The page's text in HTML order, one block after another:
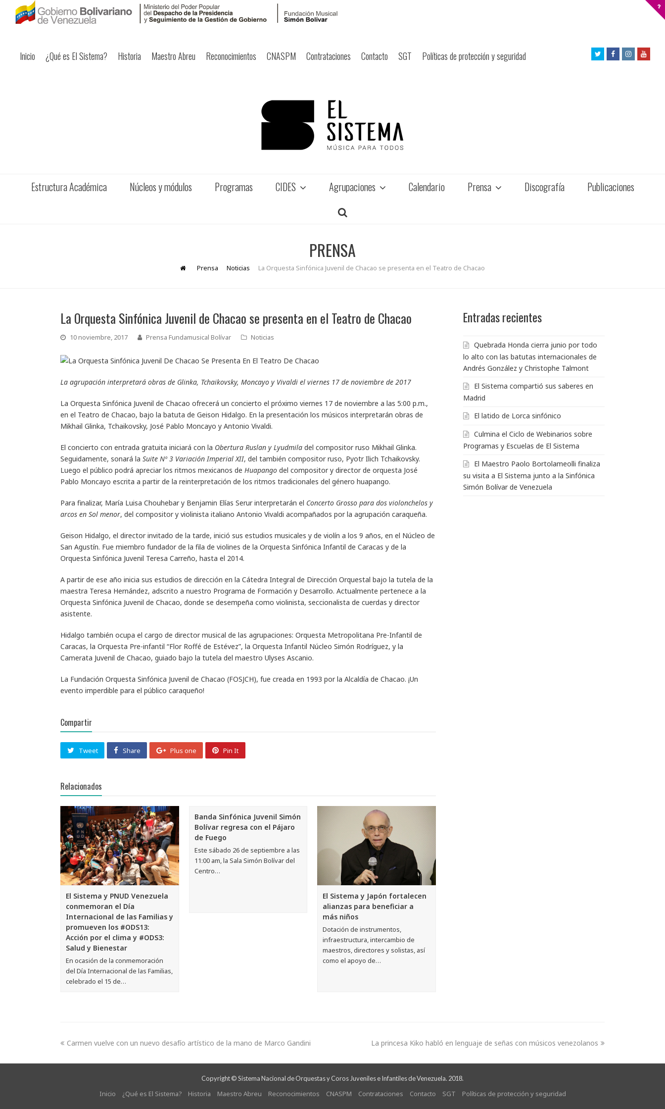
Inicio ¿Qué es El Sistema? Historia Maestro Abreu Reconocimientos CNASPM Contrataciones Contacto SGT Políticas de protección y seguridad
TwitterFacebookInstagram
Estructura Académica Núcleos y módulos Programas CIDES Agrupaciones Calendario Prensa Discografía Publicaciones
PRENSA
Prensa Noticias La Orquesta Sinfónica Juvenil de Chacao se presenta en el Teatro de Chacao
La Orquesta Sinfónica Juvenil de Chacao se presenta en el Teatro de Chacao
10 noviembre, 2017 Prensa Fundamusical Bolívar Noticias
La agrupación interpretará obras de Glinka, Tchaikovsky, Moncayo y Vivaldi el viernes 17 de noviembre de 2017
La Orquesta Sinfónica Juvenil de Chacao ofrecerá un concierto el próximo viernes 17 de noviembre a las 5:00 p.m.,
en el Teatro de Chacao, bajo la batuta de Geison Hidalgo. En la presentación los músicos interpretarán obras de
Mikhail Glinka, Tchaikovsky, José Pablo Moncayo y Antonio Vivaldi.
El concierto con entrada gratuita iniciará con la Obertura Ruslan y Lyudmila del compositor ruso Mikhail Glinka.
Seguidamente, sonará la Suite Nº 3 Variación Imperial XII, del también compositor ruso, Pyotr Ilich Tchaikovsky.
Luego el público podrá apreciar los ritmos mexicanos de Huapango del compositor y director de orquesta José
Pablo Moncayo escrita a partir de la reinterpretación de los ritmos tradicionales del género huapango.
Para finalizar, María Luisa Chouhebar y Benjamin Elías Serur interpretarán el Concerto Grosso para dos violonchelos y
arcos en Sol menor, del compositor y violinista italiano Antonio Vivaldi acompañados por la agrupación caraqueña.
Geison Hidalgo, el director invitado de la tarde, inició sus estudios musicales y de violín a los 9 años, en el Núcleo de
San Agustín. Fue miembro fundador de la fila de violines de la Orquesta Sinfónica Infantil de Caracas y de la
Orquesta Sinfónica Juvenil Teresa Carreño, hasta el 2014.
A partir de ese año inicia sus estudios de dirección en la Cátedra Integral de Dirección Orquestal bajo la tutela de la
maestra Teresa Hernández, adscrito a nuestro Programa de Formación y Desarrollo. Actualmente pertenece a la
Orquesta Sinfónica Juvenil de Chacao, donde se desempeña como violinista, seccionalista de cuerdas y director
asistente.
Hidalgo también ocupa el cargo de director musical de las agrupaciones: Orquesta Metropolitana Pre-Infantil de
Caracas, la Orquesta Pre-infantil “Flor Roffé de Estévez”, la Orquesta Infantil Núcleo Simón Rodríguez, y la
Camerata Juvenil de Chacao, guiado bajo la tutela del maestro Ulyses Ascanio.
La Fundación Orquesta Sinfónica Juvenil de Chacao (FOSJCH), fue creada en 1993 por la Alcaldía de Chacao. ¡Un
evento imperdible para el público caraqueño!
Compartir
Tweet Share Plus one Pin It
Relacionados
El Sistema y PNUD Venezuela
conmemoran el Día
Internacional de las Familias y
promueven los #ODS13:
Acción por el clima y #ODS3:
Salud y Bienestar
En ocasión de la conmemoración
del Día Internacional de las Familias,
celebrado el 15 de…
Banda Sinfónica Juvenil Simón
Bolívar regresa con el Pájaro
de Fuego
Este sábado 26 de septiembre a las
11:00 am, la Sala Simón Bolívar del
Centro…
El Sistema y Japón fortalecen
alianzas para beneficiar a
más niños
Dotación de instrumentos,
infraestructura, intercambio de
maestros, directores y solistas, así
como el apoyo de…
Entradas recientes
Quebrada Honda cierra junio por todo
lo alto con las batutas internacionales de
Andrés González y Christophe Talmont
El Sistema compartió sus saberes en
Madrid
El latido de Lorca sinfónico
Culmina el Ciclo de Webinarios sobre
Programas y Escuelas de El Sistema
El Maestro Paolo Bortolameolli finaliza
su visita a El Sistema junto a la Sinfónica
Simón Bolívar de Venezuela
Carmen vuelve con un nuevo desafío artístico de la mano de Marco Gandini La princesa Kiko habló en lenguaje de señas con músicos venezolanos
Copyright © Sistema Nacional de Orquestas y Coros Juveniles e Infantiles de Venezuela. 2018.
Inicio ¿Qué es El Sistema? Historia Maestro Abreu Reconocimientos CNASPM Contrataciones Contacto SGT Políticas de protección y seguridad